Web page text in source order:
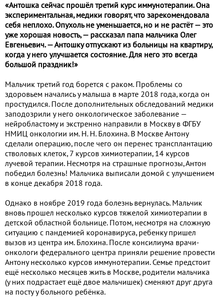
«Антошка сейчас прошёл третий курс иммунотерапии. Она
экспериментальная, медики говорят, что зарекомендовала
себя неплохо. Опухоль не уменьшается, но и не растёт — это
уже хорошая новость, — рассказал папа мальчика Олег
Евгеньевич. — Антошку отпускают из больницы на квартиру,
когда у него улучшается состояние. Для него это всегда
большой праздник!»
Мальчик третий год борется с раком. Проблемы со
здоровьем начались у малыша в марте 2018 года, когда он
простудился. После дополнительных обследований медики
заподозрили у него онкологическое заболевание —
нейробластому и экстренно направили в Москву в ФГБУ
НМИЦ онкологии им. Н. Н. Блохина. В Москве Антону
сделали операцию, после чего он перенес трансплантацию
стволовых клеток, 7 курсов химиотерапии, 14 курсов
лучевой терапии. Несмотря на страшные прогнозы, Антон
победил болезнь! Мальчика выписали домой с улучшением
в конце декабря 2018 года.
Однако в ноябре 2019 года болезнь вернулась. Мальчик
вновь прошел несколько курсов тяжелой химиотерапии в
детской областной больнице. Потом, несмотря на сложную
ситуацию с пандемией коронавируса, ребенку пришел
вызов из центра им. Блохина. После консилиума врачи-
онкологи федерального центра приняли решение провести
Антону несколько курсов иммунотерапии. Семье предстоит
ещё несколько месяцев жить в Москве, родители мальчика
(у них подрастает ещё двое мальчишек) сменяют друг друга
на посту у больного ребёнка.